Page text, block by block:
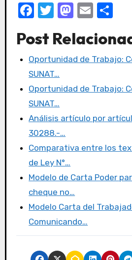
F
c
e
b
o
o
k
T
it
te
r
M
st
o
o
E
ail
C
m
p
tir
Post
Oportunidad de Trabajo:
SUNAT…
Oportunidad de Trabajo:
SUNAT…
Análisis artículo por
30288.-…
Comparativa entre los
de Ley N°…
Modelo de Carta Poder
cheque no…
Modelo Carta del
Comunicando…